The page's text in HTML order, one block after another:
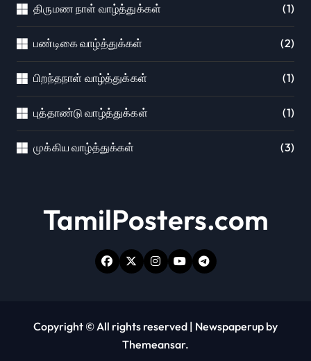
திருமண நாள் வாழ்த்துக்கள் (1)
பண்டிகை வாழ்த்துக்கள் (2)
பிறந்தநாள் வாழ்த்துக்கள் (1)
புத்தாண்டு வாழ்த்துக்கள் (1)
முக்கிய வாழ்த்துக்கள் (3)
TamilPosters.com
Copyright © All rights reserved | Newspaperup by
Themeansar.